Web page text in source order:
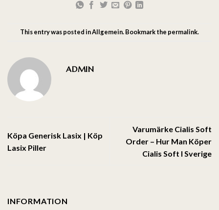
This entry was posted inAllgemein. Bookmark the permalink.
ADMIN
Köpa Generisk Lasix | Köp
Lasix Piller
Varumärke Cialis Soft
Order – Hur Man Köper
Cialis Soft I Sverige
INFORMATION